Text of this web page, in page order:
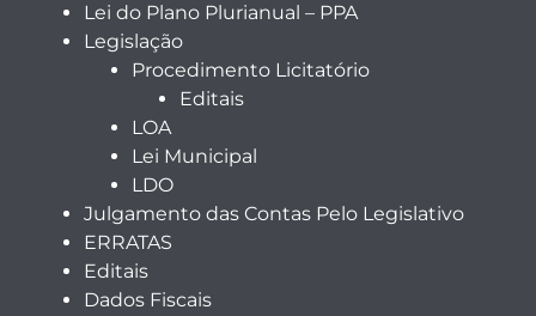
Lei do Plano Plurianual – PPA
Legislação
Procedimento Licitatório
Editais
LOA
Lei Municipal
LDO
Julgamento das Contas Pelo Legislativo
ERRATAS
Editais
Dados Fiscais